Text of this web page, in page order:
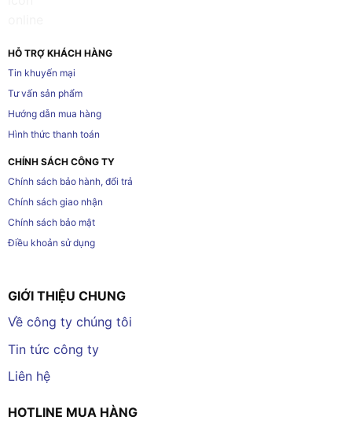
HỖ TRỢ KHÁCH HÀNG
Tin khuyến mại
Tư vấn sản phẩm
Hướng dẫn mua hàng
Hình thức thanh toán
CHÍNH SÁCH CÔNG TY
Chính sách bảo hành, đổi trả
Chính sách giao nhận
Chính sách bảo mật
Điều khoản sử dụng
GIỚI THIỆU CHUNG
Về công ty chúng tôi
Tin tức công ty
Liên hệ
HOTLINE MUA HÀNG